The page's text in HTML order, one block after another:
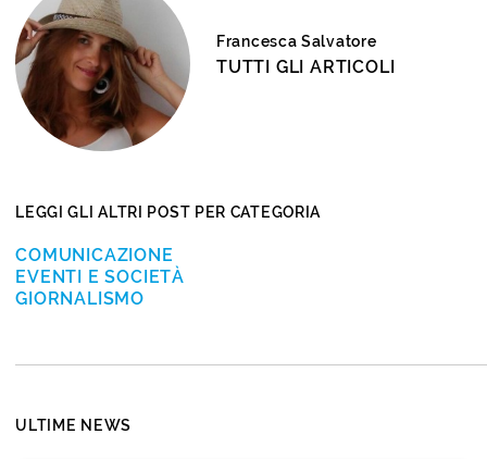
Francesca Salvatore
TUTTI GLI ARTICOLI
LEGGI GLI ALTRI POST PER CATEGORIA
COMUNICAZIONE
EVENTI E SOCIETÀ
GIORNALISMO
ULTIME NEWS